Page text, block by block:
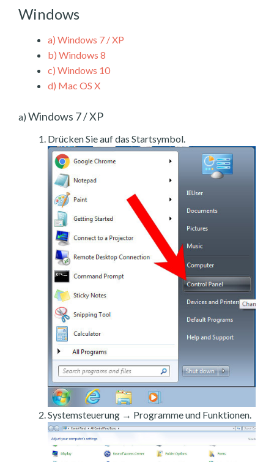
Windows
a) Windows 7 / XP
b) Windows 8
c) Windows 10
d) Mac OS X
a) Windows 7 / XP
Drücken Sie auf das Startsymbol.
Systemsteuerung → Programme und Funktionen.